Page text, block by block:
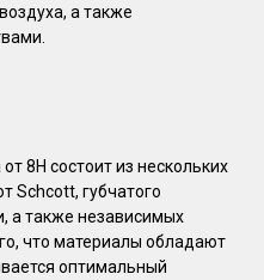
а также
8Н состоит из нескольких
Schcott, губчатого
а также независимых
что материалы обладают
оптимальный